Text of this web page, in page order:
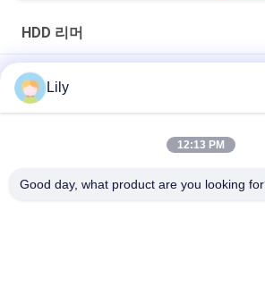
HDD 리머
부식 저항성 HDD 리머 후 리밍 뚫기 구멍 열
기 도구Lily
12:13 PM
Good day, what product are you looking